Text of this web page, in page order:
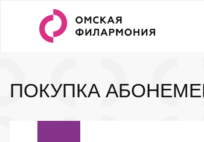
ПОКУПКА